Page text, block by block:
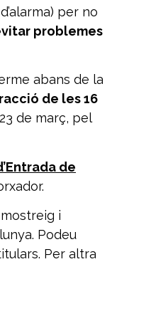
per no
problemes
abans de la
de les 16
de març, pel
de
i
Podeu
Per altra